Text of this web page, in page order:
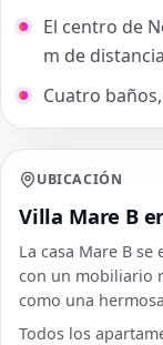
El centro de
m de distancia
Cuatro
UBICACIÓN
Villa Mare B
La casa Mare B
con un mobiliario
como una
Todos los